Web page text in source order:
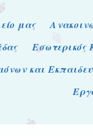
μας
Εσωτερικός
και